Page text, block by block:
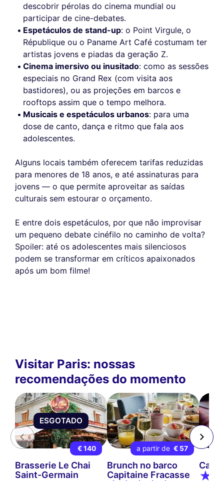
descobrir pérolas do cinema mundial ou
participar de cine-debates.
Espetáculos de stand-up: o Point Virgule, o
République ou o Paname Art Café costumam ter
artistas jovens e piadas da geração Z.
Cinema imersivo ou inusitado: como as sessões
especiais no Grand Rex (com visita aos
bastidores), ou as projeções em barcos e
rooftops assim que o tempo melhora.
Musicais e espetáculos urbanos: para uma
dose de canto, dança e ritmo que fala aos
adolescentes.
Alguns locais também oferecem tarifas reduzidas
para menores de 18 anos, e até assinaturas para
jovens — o que permite aproveitar as saídas
culturais sem estourar o orçamento.
E entre dois espetáculos, por que não improvisar
um pequeno debate cinéfilo no caminho de volta?
Spoiler: até os adolescentes mais silenciosos
podem se transformar em críticos apaixonados
após um bom filme!
Visitar Paris: nossas
recomendações do momento
ESGOTADO
€ 140
Brasserie Le Chai
Saint-Germain
a partir de € 57
Brunch no barco
Capitaine Fracasse